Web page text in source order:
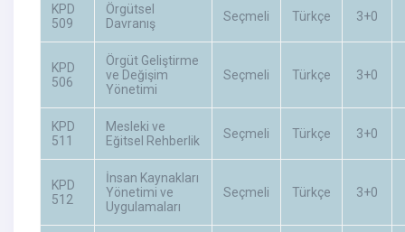
KPD
509
Örgütsel
Davranış
Seçmeli Türkçe 3+0
KPD
506
Örgüt Geliştirme
ve Değişim
Yönetimi
Seçmeli Türkçe 3+0
KPD
511
Mesleki ve
Eğitsel Rehberlik
Seçmeli Türkçe 3+0
KPD
512
İnsan Kaynakları
Yönetimi ve
Uygulamaları
Seçmeli Türkçe 3+0